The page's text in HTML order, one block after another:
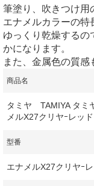
筆塗り、吹きつけ用
エナメルカラーの特
ゆっくり乾燥するの
かになります。
また、金属色の質感
商品名
タミヤ TAMIYA タミ
メルX27クリヤｰレッド
型番
エナメルX27クリヤｰ